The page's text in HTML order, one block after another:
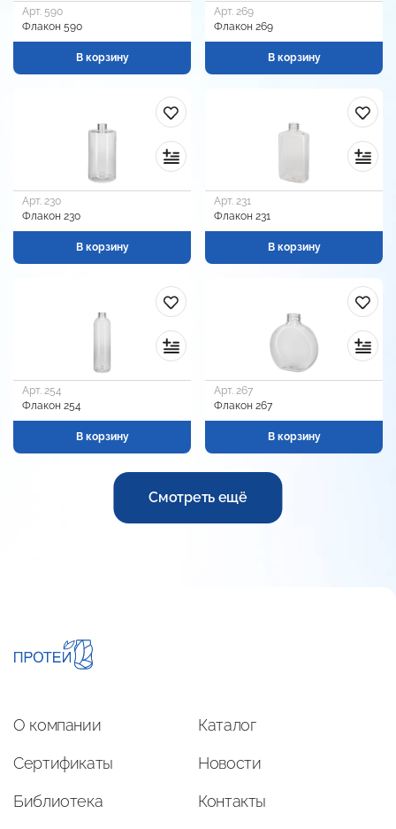
Арт. 590
Флакон 590
В корзину
Арт. 269
Флакон 269
В корзину
Арт. 230
Флакон 230
В корзину
Арт. 231
Флакон 231
В корзину
Арт. 254
Флакон 254
В корзину
Арт. 267
Флакон 267
В корзину
Смотреть ещё
О компании Каталог
Сертификаты Новости
Библиотека Контакты